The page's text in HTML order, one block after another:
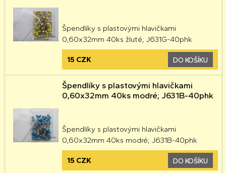
Špendlíky s plastovými hlavičkami
0,60x32mm 40ks žluté; J631G-40phk
15 CZK DO KOŠÍKU
Špendlíky s plastovými hlavičkami
0,60x32mm 40ks modré; J631B-40phk
Špendlíky s plastovými hlavičkami
0,60x32mm 40ks modré; J631B-40phk
15 CZK DO KOŠÍKU